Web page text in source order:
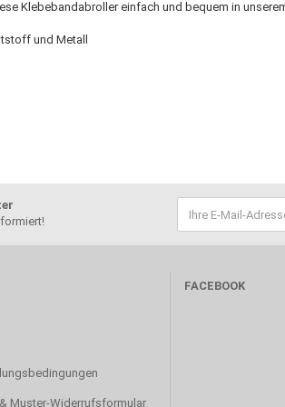
Klebebandabroller einfach und bequem in
und Metall
Muster-Widerrufsformular
FACEBOOK